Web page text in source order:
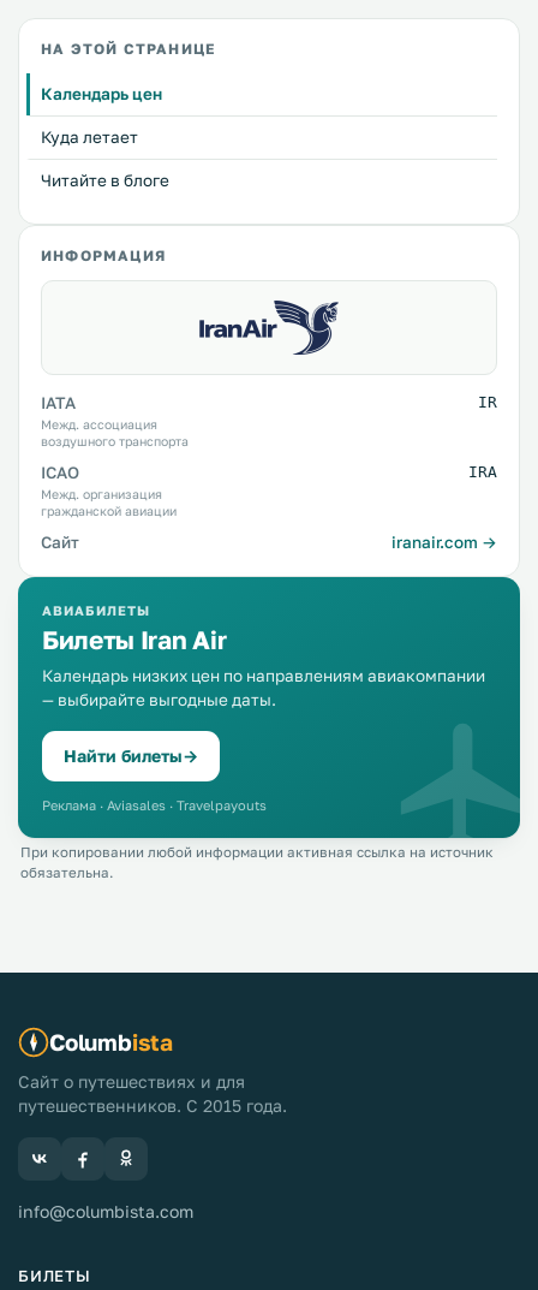
НА ЭТОЙ СТРАНИЦЕ
Календарь цен
Куда летает
Читайте в блоге
ИНФОРМАЦИЯ
IATA
Межд. ассоциация
воздушного транспорта
IR
ICAO
Межд. организация
гражданской авиации
IRA
Сайт iranair.com →
АВИАБИЛЕТЫ
Билеты Iran Air
Календарь низких цен по направлениям авиакомпании
— выбирайте выгодные даты.
Найти билеты→
Реклама · Aviasales · Travelpayouts
При копировании любой информации активная ссылка на источник
обязательна.
Columbista
Сайт о путешествиях и для
путешественников. С 2015 года.
info@columbista.com
БИЛЕТЫ